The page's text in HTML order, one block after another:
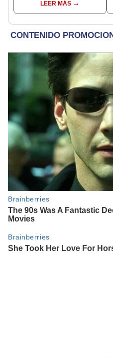
conoce las fechas de
depósito
LEER MÁS